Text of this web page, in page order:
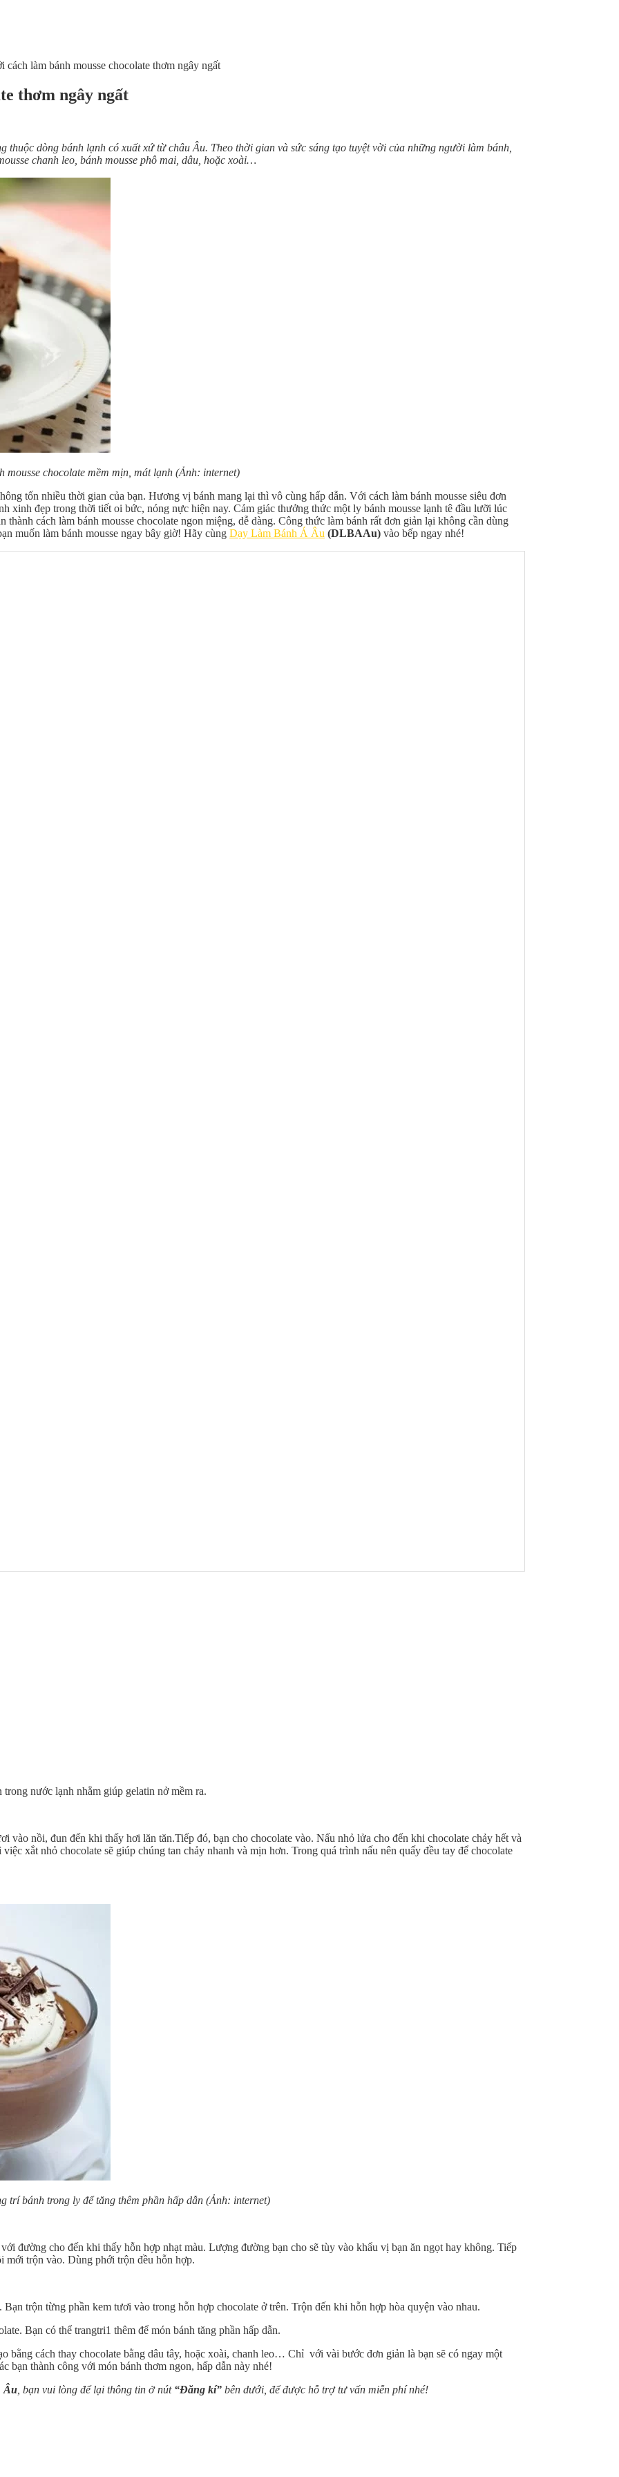
cách làm bánh mousse chocolate thơm ngây ngất
thơm ngây ngất
thuộc dòng bánh lạnh có xuất xứ từ châu Âu. Theo thời gian và sức sáng tạo tuyệt vời của những người làm bánh,
chanh leo, bánh mousse phô mai, dâu, hoặc xoài…
mousse chocolate mềm mịn, mát lạnh (Ảnh: internet)
tốn nhiều thời gian của bạn. Hương vị bánh mang lại thì vô cùng hấp dẫn. Với cách làm bánh mousse siêu đơn
xinh đẹp trong thời tiết oi bức, nóng nực hiện nay. Cảm giác thưởng thức một ly bánh mousse lạnh tê đầu lưỡi lúc
cách làm bánh mousse chocolate ngon miệng, dễ dàng. Công thức làm bánh rất đơn giản lại không cần dùng
muốn làm bánh mousse ngay bây giờ! Hãy cùng Dạy Làm Bánh Á Âu (DLBAAu) vào bếp ngay nhé!
nước lạnh nhằm giúp gelatin nở mềm ra.
vào nồi, đun đến khi thấy hơi lăn tăn.Tiếp đó, bạn cho chocolate vào. Nấu nhỏ lửa cho đến khi chocolate chảy hết và
xắt nhỏ chocolate sẽ giúp chúng tan chảy nhanh và mịn hơn. Trong quá trình nấu nên quấy đều tay để chocolate
trí bánh trong ly để tăng thêm phần hấp dẫn (Ảnh: internet)
đường cho đến khi thấy hỗn hợp nhạt màu. Lượng đường bạn cho sẽ tùy vào khẩu vị bạn ăn ngọt hay không. Tiếp
mới trộn vào. Dùng phới trộn đều hỗn hợp.
trộn từng phần kem tươi vào trong hỗn hợp chocolate ở trên. Trộn đến khi hỗn hợp hòa quyện vào nhau.
Bạn có thể trangtri1 thêm để món bánh tăng phần hấp dẫn.
bằng cách thay chocolate bằng dâu tây, hoặc xoài, chanh leo… Chỉ với vài bước đơn giản là bạn sẽ có ngay một
bạn thành công với món bánh thơm ngon, hấp dẫn này nhé!
Âu, bạn vui lòng để lại thông tin ở nút “Đăng kí” bên dưới, để được hỗ trợ tư vấn miễn phí nhé!